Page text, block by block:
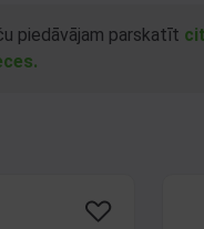
piedāvājam parskatīt